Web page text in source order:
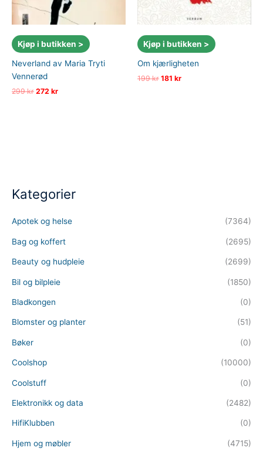
Kjøp i butikken >
Neverland av Maria Tryti
Vennerød
299kr Opprinnelig
272 krNåværende
Kjøp i butikken >
Om kjærligheten
199kr Opprinnelig
181 krNåværende
Kategorier
Apotek og helse (7364)
Bag og koffert (2695)
Beauty og hudpleie (2699)
Bil og bilpleie (1850)
Bladkongen (0)
Blomster og planter (51)
Bøker (0)
Coolshop (10000)
Coolstuff (0)
Elektronikk og data (2482)
HifiKlubben (0)
Hjem og møbler (4715)